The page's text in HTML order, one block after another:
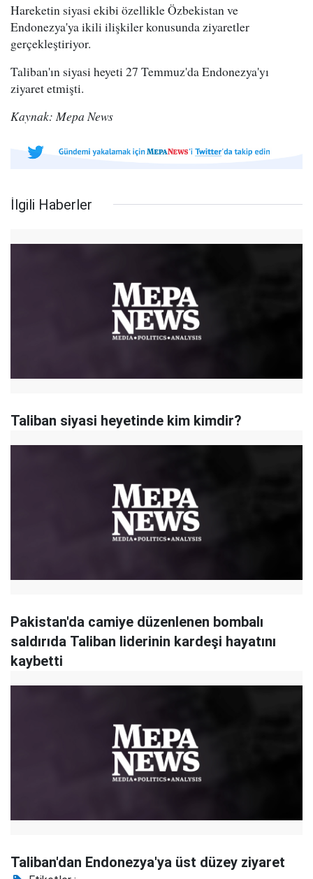
Hareketin siyasi ekibi özellikle Özbekistan ve
Endonezya'ya ikili ilişkiler konusunda ziyaretler
gerçekleştiriyor.
Taliban'ın siyasi heyeti 27 Temmuz'da Endonezya'yı
ziyaret etmişti.
Kaynak: Mepa News
İlgili Haberler
Taliban siyasi heyetinde kim kimdir?
Pakistan'da camiye düzenlenen bombalı
saldırıda Taliban liderinin kardeşi hayatını
kaybetti
Taliban'dan Endonezya'ya üst düzey ziyaret